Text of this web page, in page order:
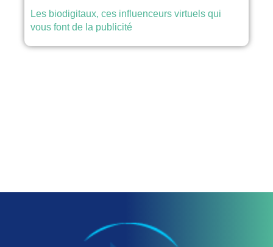
Les biodigitaux, ces influenceurs virtuels qui
vous font de la publicité